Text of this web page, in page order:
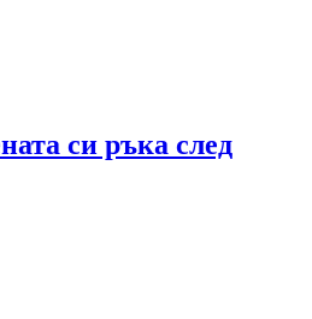
си ръка след